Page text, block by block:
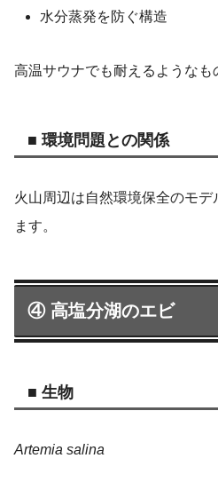
水分蒸発を防ぐ構造
高温サウナでも耐えるようなも
■ 環境問題との関係
火山周辺は自然環境保全のモ
ます。
④ 高塩分湖のエビ
■ 生物
Artemia salina